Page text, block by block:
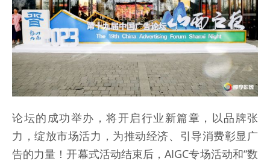
论坛的成功举办，将开启行业新篇章，以品牌张
力，绽放市场活力，为推动经济、引导消费彰显广
告的力量！开幕式活动结束后，AIGC专场活动和“数